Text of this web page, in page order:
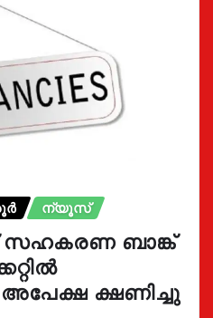
ന്യൂസ്
സഹകരണ ബാങ്ക്
ക്ഷണിച്ചു